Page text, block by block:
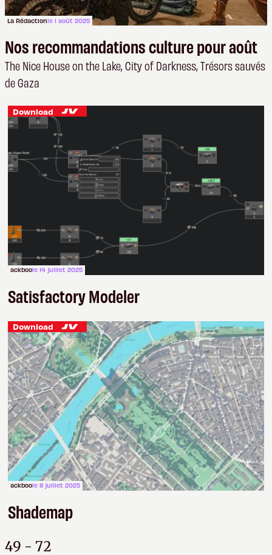
La Rédactionle 1 août 2025
Nos recommandations culture pour août
The Nice House on the Lake, City of Darkness, Trésors sauvés
de Gaza
Download
ackboole 14 juillet 2025
Satisfactory Modeler
Download
ackboole 8 juillet 2025
Shademap
49 - 72